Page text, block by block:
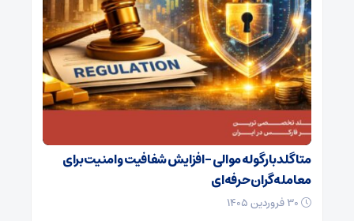
متاگلد با رگوله موالی – افزایش شفافیت و امنیت برای
معامله‌گران حرفه‌ای